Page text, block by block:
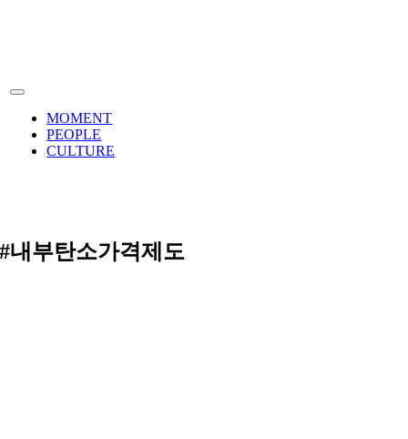
Toggle
NavigationMOMENT
PEOPLE
CULTURE
#내부탄소가격제도